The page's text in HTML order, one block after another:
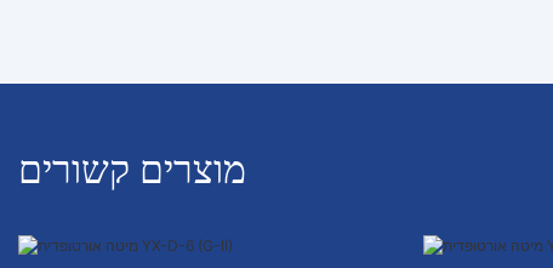
מוצרים קשורים